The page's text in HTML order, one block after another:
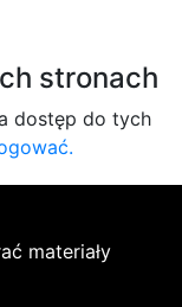
stronach
dostęp do tych
materiały